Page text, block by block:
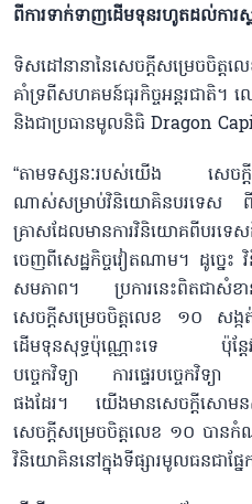
ពីការទាក់ទាញដើមទុនរហូតដល់ការស្
ទិសដៅនានានៃសេចក្តីសម្រ
គាំទ្រពីសហគមន៍ធុរកិច្ចអន្តរជាតិ
និងជាប្រធានមូលនិធិ Dragon
“តាមទស្សនៈរបស់យើង សេចក្តីសម្
ណាស់សម្រាប់វិនិយោគិនបរទេស ពី
គ្រាសដែលមានការវិនិយោគពីបរទេស
ចេញពីសេដ្ឋកិច្ចវៀតណាម។ ដូច្នេះ
សមភាព។ ប្រការនេះពិតជាសំខ
សេចក្តីសម្រេចចិត្តលេខ ១០ សង្ក
ដើមទុនសុទ្ធប៉ុណ្ណោះទេ ប៉ុន្តែ
បច្ចេកវិទ្យា ការផ្ទេរបច្ចេកវិទ្
ផងដែរ។ យើងមានសេចក្តីសោ
សេចក្តីសម្រេចចិត្តលេខ ១០ បាន
វិនិយោគិននៅក្នុងទីផ្សារមូលធនជាផ្ន